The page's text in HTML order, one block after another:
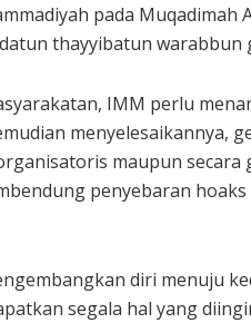
pada Muqadimah
thayyibatun warabbun
IMM perlu
menyelesaikannya,
maupun secara
penyebaran hoaks
diri menuju
segala hal yang